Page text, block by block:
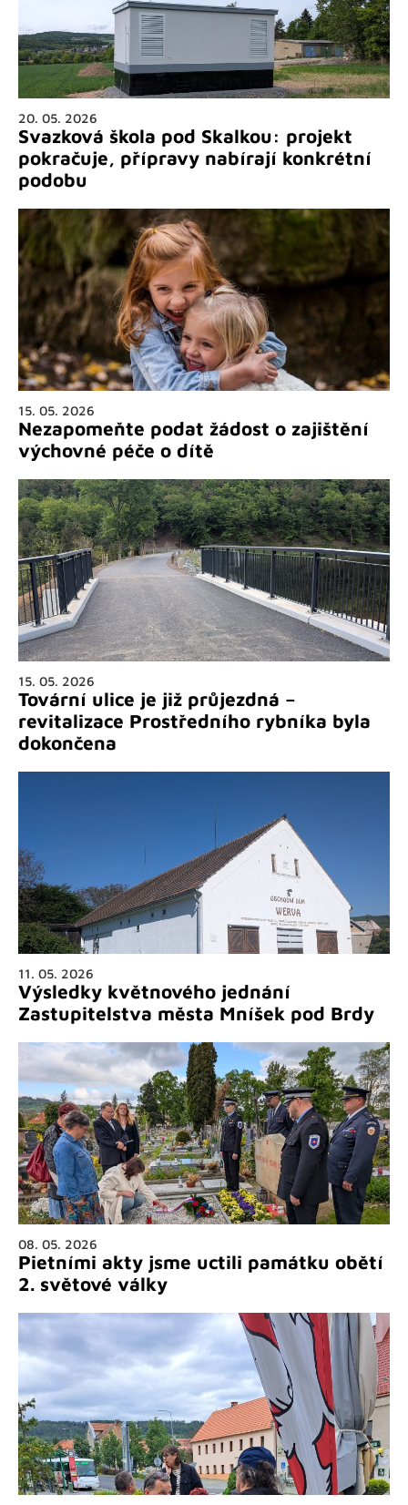
20. 05. 2026
Svazková škola pod Skalkou: projekt
pokračuje, přípravy nabírají konkrétní
podobu
15. 05. 2026
Nezapomeňte podat žádost o zajištění
výchovné péče o dítě
15. 05. 2026
Tovární ulice je již průjezdná –
revitalizace Prostředního rybníka byla
dokončena
11. 05. 2026
Výsledky květnového jednání
Zastupitelstva města Mníšek pod Brdy
08. 05. 2026
Pietními akty jsme uctili památku obětí
2. světové války